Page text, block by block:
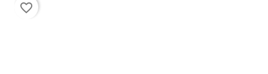
favorite_border